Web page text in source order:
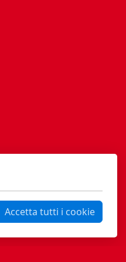
Accetta tutti i cookie